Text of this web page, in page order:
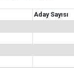
Aday Sayısı